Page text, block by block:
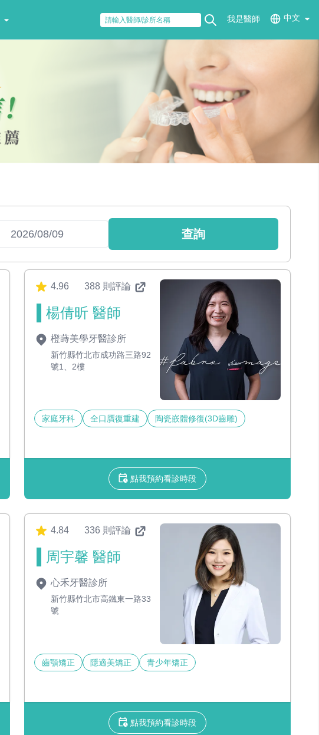
我是醫師 中文
查詢
4.96 388 則評論
楊倩昕 醫師
橙蒔美學牙醫診所
新竹縣竹北市成功路三路92
號1、2樓
家庭牙科 全口贋復重建 陶瓷嵌體修復(3D齒雕)
點我預約看診時段
4.84 336 則評論
周宇馨 醫師
心禾牙醫診所
新竹縣竹北市高鐵東一路33
號
齒顎矯正 隱適美矯正 青少年矯正
點我預約看診時段